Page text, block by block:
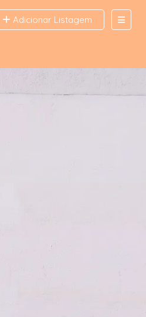
Adicionar Listagem